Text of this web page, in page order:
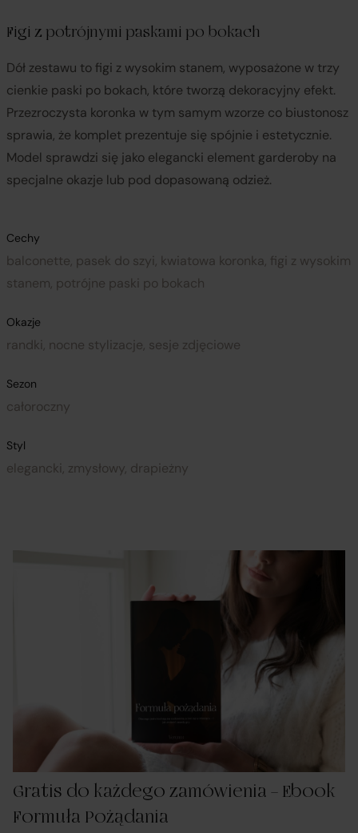
Figi z potrójnymi paskami po bokach
Dół zestawu to figi z wysokim stanem, wyposażone w trzy
cienkie paski po bokach, które tworzą dekoracyjny efekt.
Przezroczysta koronka w tym samym wzorze co biustonosz
sprawia, że komplet prezentuje się spójnie i estetycznie.
Model sprawdzi się jako elegancki element garderoby na
specjalne okazje lub pod dopasowaną odzież.
Cechy
balconette, pasek do szyi, kwiatowa koronka, figi z wysokim
stanem, potrójne paski po bokach
Okazje
randki, nocne stylizacje, sesje zdjęciowe
Sezon
całoroczny
Styl
elegancki, zmysłowy, drapieżny
Gratis do każdego zamówienia – Ebook
Formuła Pożądania